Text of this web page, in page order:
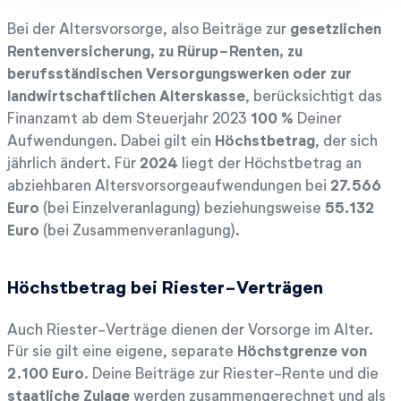
Bei der Altersvorsorge, also Beiträge zur gesetzlichen
Rentenversicherung, zu Rürup-Renten, zu
berufsständischen Versorgungswerken oder zur
landwirtschaftlichen Alterskasse , berücksichtigt das
Finanzamt ab dem Steuerjahr 2023 100 % Deiner
Aufwendungen. Dabei gilt ein Höchstbetrag , der sich
jährlich ändert. Für 2024 liegt der Höchstbetrag an
abziehbaren Altersvorsorgeaufwendungen bei 27.566
Euro (bei Einzelveranlagung) beziehungsweise 55.132
Euro (bei Zusammenveranlagung).
Höchstbetrag bei Riester-Verträgen
Auch Riester-Verträge dienen der Vorsorge im Alter.
Für sie gilt eine eigene, separate Höchstgrenze von
2.100 Euro. Deine Beiträge zur Riester-Rente und die
staatliche Zulage werden zusammengerechnet und als